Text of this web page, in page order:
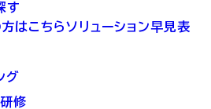
す
はこちらソリューション早見表
グ
修